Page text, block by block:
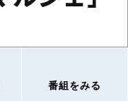
番組をみる